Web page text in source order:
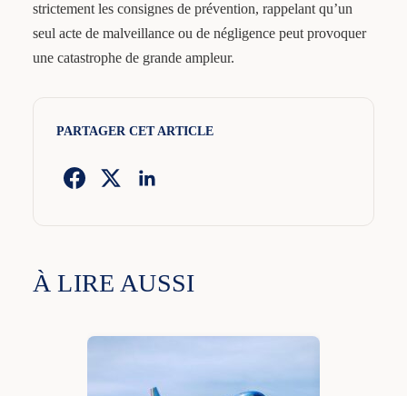
strictement les consignes de prévention, rappelant qu’un
seul acte de malveillance ou de négligence peut provoquer
une catastrophe de grande ampleur.
PARTAGER CET ARTICLE
À LIRE AUSSI